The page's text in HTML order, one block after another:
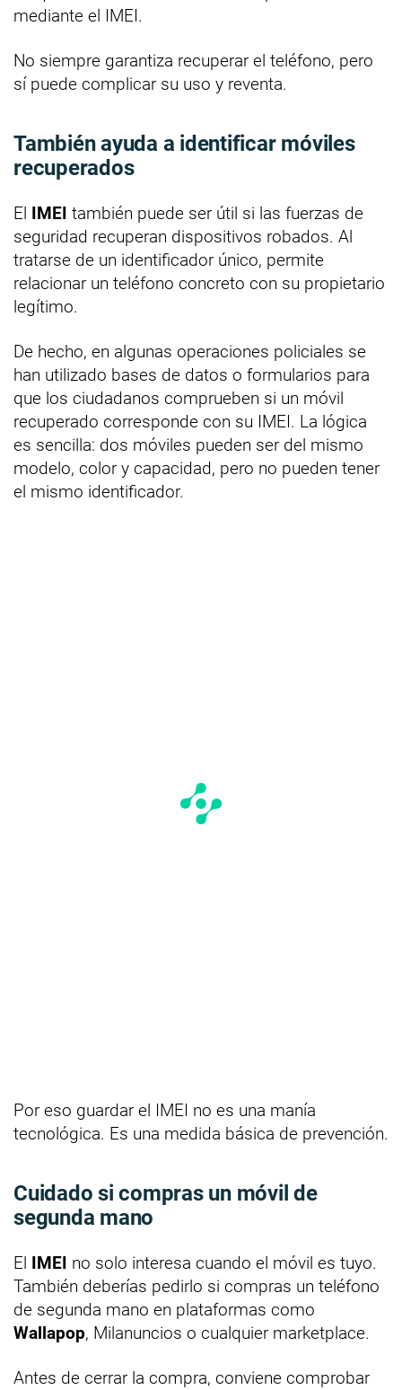
mediante el IMEI.
No siempre garantiza recuperar el teléfono, pero
sí puede complicar su uso y reventa.
También ayuda a identificar móviles
recuperados
El IMEI también puede ser útil si las fuerzas de
seguridad recuperan dispositivos robados. Al
tratarse de un identificador único, permite
relacionar un teléfono concreto con su propietario
legítimo.
De hecho, en algunas operaciones policiales se
han utilizado bases de datos o formularios para
que los ciudadanos comprueben si un móvil
recuperado corresponde con su IMEI. La lógica
es sencilla: dos móviles pueden ser del mismo
modelo, color y capacidad, pero no pueden tener
el mismo identificador.
Por eso guardar el IMEI no es una manía
tecnológica. Es una medida básica de prevención.
Cuidado si compras un móvil de
segunda mano
El IMEI no solo interesa cuando el móvil es tuyo.
También deberías pedirlo si compras un teléfono
de segunda mano en plataformas como
Wallapop, Milanuncios o cualquier marketplace.
Antes de cerrar la compra, conviene comprobar